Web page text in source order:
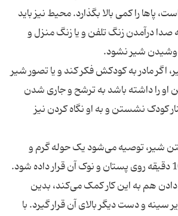
پاها را کمی بالا بگذارد. محیط نیز باید
صدا درآمدن زنگ تلفن و یا زنگ منزل و
مادر به کودکش فکر کند و یا تصور شیر
او را داشته باشد به ترشح و جاری شدن
کودک نشستن و به او نگاه کردن نیز
شیر،‌ توصیه می‌شود یک حوله گرم و
دادن هم به این کار کمک می‌کند،‌ بدین
و دست دیگر بالای آن قرار گیرد. با